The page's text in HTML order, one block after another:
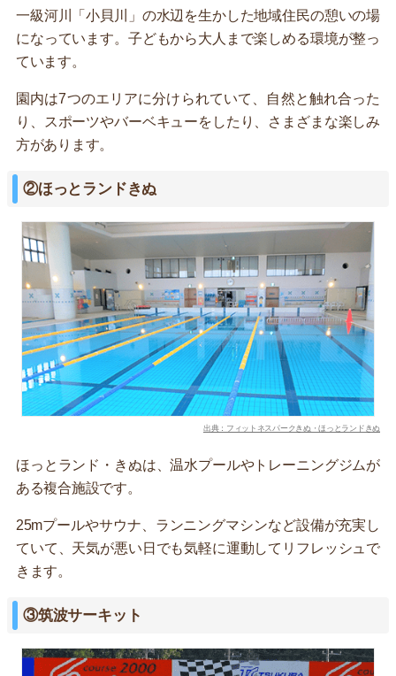
一級河川「小貝川」の水辺を生かした地域住民の憩いの場
になっています。子どもから大人まで楽しめる環境が整っ
ています。
園内は7つのエリアに分けられていて、自然と触れ合った
り、スポーツやバーベキューをしたり、さまざまな楽しみ
方があります。
②ほっとランドきぬ
出典：フィットネスパークきぬ・ほっとランドきぬ
ほっとランド・きぬは、温水プールやトレーニングジムが
ある複合施設です。
25mプールやサウナ、ランニングマシンなど設備が充実し
ていて、天気が悪い日でも気軽に運動してリフレッシュで
きます。
③筑波サーキット